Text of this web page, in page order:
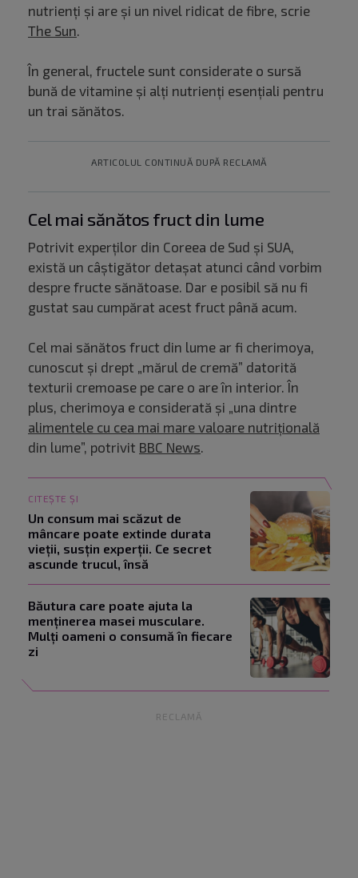
nutrienți și are și un nivel ridicat de fibre, scrie
The Sun.
În general, fructele sunt considerate o sursă
bună de vitamine și alți nutrienți esențiali pentru
un trai sănătos.
ARTICOLUL CONTINUĂ DUPĂ RECLAMĂ
Cel mai sănătos fruct din lume
Potrivit experților din Coreea de Sud și SUA,
există un câștigător detașat atunci când vorbim
despre fructe sănătoase. Dar e posibil să nu fi
gustat sau cumpărat acest fruct până acum.
Cel mai sănătos fruct din lume ar fi cherimoya,
cunoscut și drept „mărul de cremă” datorită
texturii cremoase pe care o are în interior. În
plus, cherimoya e considerată și „una dintre
alimentele cu cea mai mare valoare nutrițională
din lume”, potrivit BBC News.
CITEȘTE ȘI
Un consum mai scăzut de
mâncare poate extinde durata
vieții, susțin experții. Ce secret
ascunde trucul, însă
Băutura care poate ajuta la
menținerea masei musculare.
Mulți oameni o consumă în fiecare
zi
RECLAMĂ